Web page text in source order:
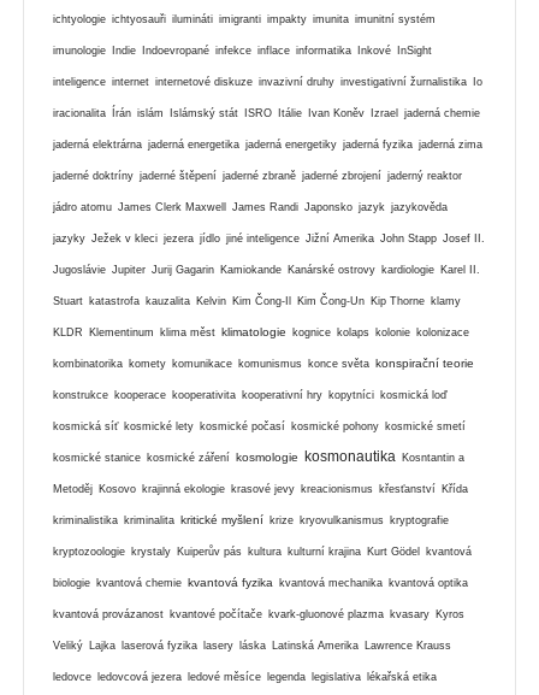
ichtyologie ichtyosauři ilumináti imigranti impakty imunita imunitní systém
imunologie Indie Indoevropané infekce inflace informatika Inkové InSight
inteligence internet internetové diskuze invazivní druhy investigativní žurnalistika Io
iracionalita Írán islám Islámský stát ISRO Itálie Ivan Koněv Izrael jaderná chemie
jaderná elektrárna jaderná energetika jaderná energetiky jaderná fyzika jaderná zima
jaderné doktríny jaderné štěpení jaderné zbraně jaderné zbrojení jaderný reaktor
jádro atomu James Clerk Maxwell James Randi Japonsko jazyk jazykověda
jazyky Ježek v kleci jezera jídlo jiné inteligence Jižní Amerika John Stapp Josef II.
Jugoslávie Jupiter Jurij Gagarin Kamiokande Kanárské ostrovy kardiologie Karel II.
Stuart katastrofa kauzalita Kelvin Kim Čong-Il Kim Čong-Un Kip Thorne klamy
KLDR Klementinum klima měst klimatologie kognice kolaps kolonie kolonizace
kombinatorika komety komunikace komunismus konce světa konspirační teorie
konstrukce kooperace kooperativita kooperativní hry kopytníci kosmická loď
kosmická síť kosmické lety kosmické počasí kosmické pohony kosmické smetí
kosmické stanice kosmické záření kosmologie kosmonautika Kosntantin a
Metoděj Kosovo krajinná ekologie krasové jevy kreacionismus křesťanství Křída
kriminalistika kriminalita kritické myšlení krize kryovulkanismus kryptografie
kryptozoologie krystaly Kuiperův pás kultura kulturní krajina Kurt Gödel kvantová
biologie kvantová chemie kvantová fyzika kvantová mechanika kvantová optika
kvantová provázanost kvantové počítače kvark-gluonové plazma kvasary Kyros
Veliký Lajka laserová fyzika lasery láska Latinská Amerika Lawrence Krauss
ledovce ledovcová jezera ledové měsíce legenda legislativa lékařská etika